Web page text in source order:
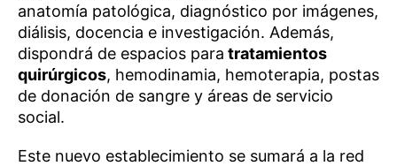
anatomía patológica, diagnóstico por imágenes,
diálisis, docencia e investigación. Además,
dispondrá de espacios para tratamientos
quirúrgicos, hemodinamia, hemoterapia, postas
de donación de sangre y áreas de servicio
social.
Este nuevo establecimiento se sumará a la red